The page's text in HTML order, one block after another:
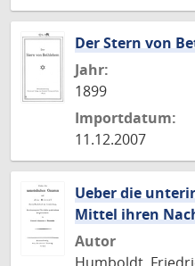
Der Stern von
Jahr:
1899
Importdatum:
11.12.2007
Ueber die
Mittel ihren
Autor